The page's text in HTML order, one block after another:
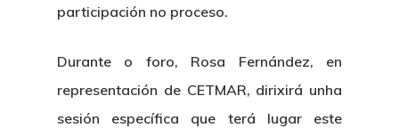
participación no proceso.
Durante o foro, Rosa Fernández, en
representación de CETMAR, dirixirá unha
sesión específica que terá lugar este